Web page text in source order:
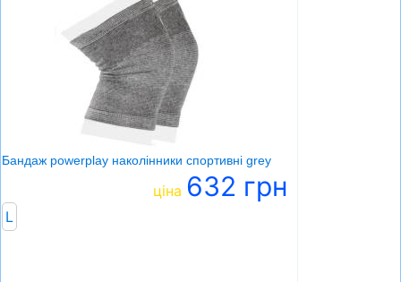
Бандаж powerplay наколінники спортивні grey
ціна 632 грн
L